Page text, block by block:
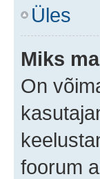
Üles
Miks
On
foorum